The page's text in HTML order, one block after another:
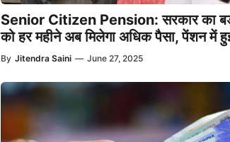
Senior Citizen Pension: सरकार का
को हर महीने अब मिलेगा अधिक पैसा, पेंशन में
By Jitendra Saini — June 27, 2025